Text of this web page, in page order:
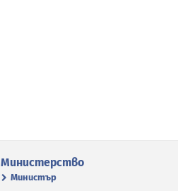
Министерство
Министър